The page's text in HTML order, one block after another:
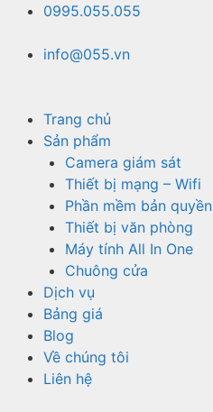
Chuyển0995.055.055
info@055.vn
Trang chủ
Sản phẩm
Camera giám sát
Thiết bị mạng – Wifi
Phần mềm bản quyền
Thiết bị văn phòng
Máy tính All In One
Chuông cửa
Dịch vụ
Bảng giá
Blog
Về chúng tôi
Liên hệ